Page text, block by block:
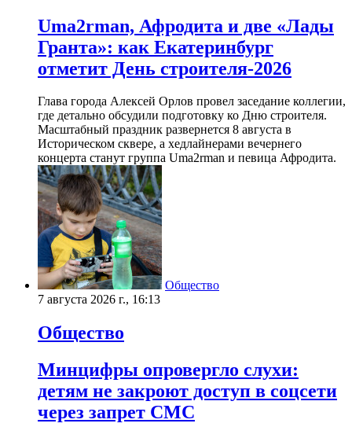
Uma2rman, Афродита и две «Лады
Гранта»: как Екатеринбург
отметит День строителя-2026
Глава города Алексей Орлов провел заседание коллегии,
где детально обсудили подготовку ко Дню строителя.
Масштабный праздник развернется 8 августа в
Историческом сквере, а хедлайнерами вечернего
концерта станут группа Uma2rman и певица Афродита.
Общество
7 августа 2026 г., 16:13
Общество
Минцифры опровергло слухи:
детям не закроют доступ в соцсети
через запрет СМС